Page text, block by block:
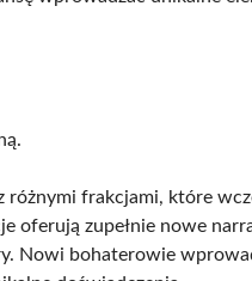
różnymi frakcjami, które
oferują zupełnie nowe
Nowi bohaterowie